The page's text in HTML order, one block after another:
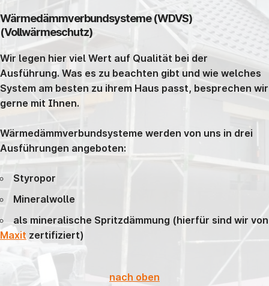
Wärmedämmverbundsysteme (WDVS)
(Vollwärmeschutz)
Wir legen hier viel Wert auf Qualität bei der
Ausführung. Was es zu beachten gibt und wie welches
System am besten zu ihrem Haus passt, besprechen wir
gerne mit Ihnen.
Wärmedämmverbundsysteme werden von uns in drei
Ausführungen angeboten:
Styropor
Mineralwolle
als mineralische Spritzdämmung (hierfür sind wir von
Maxit zertifiziert)
nach oben